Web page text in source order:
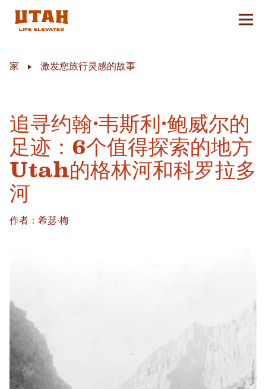
切换
家 激发您旅行灵感的故事
追寻约翰·韦斯利·鲍威尔的
足迹：6个值得探索的地方
Utah的格林河和科罗拉多
河
作者：希瑟·梅